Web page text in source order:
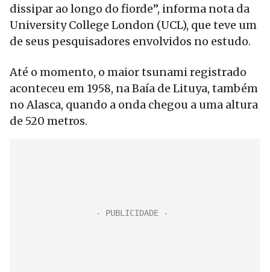
dissipar ao longo do fiorde”, informa nota da
University College London (UCL), que teve um
de seus pesquisadores envolvidos no estudo.
Até o momento, o maior tsunami registrado
aconteceu em 1958, na Baía de Lituya, também
no Alasca, quando a onda chegou a uma altura
de 520 metros.